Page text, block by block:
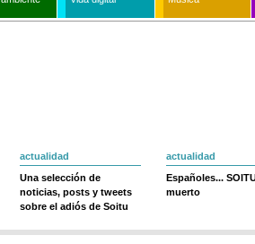
actualidad
Una selección de
noticias, posts y tweets
sobre el adiós de Soitu
actualidad
Españoles...
muerto